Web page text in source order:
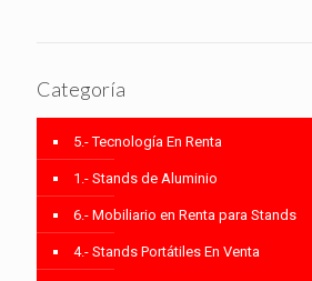
Categoría
5.- Tecnología En Renta
1.- Stands de Aluminio
6.- Mobiliario en Renta para Stands
4.- Stands Portátiles En Venta